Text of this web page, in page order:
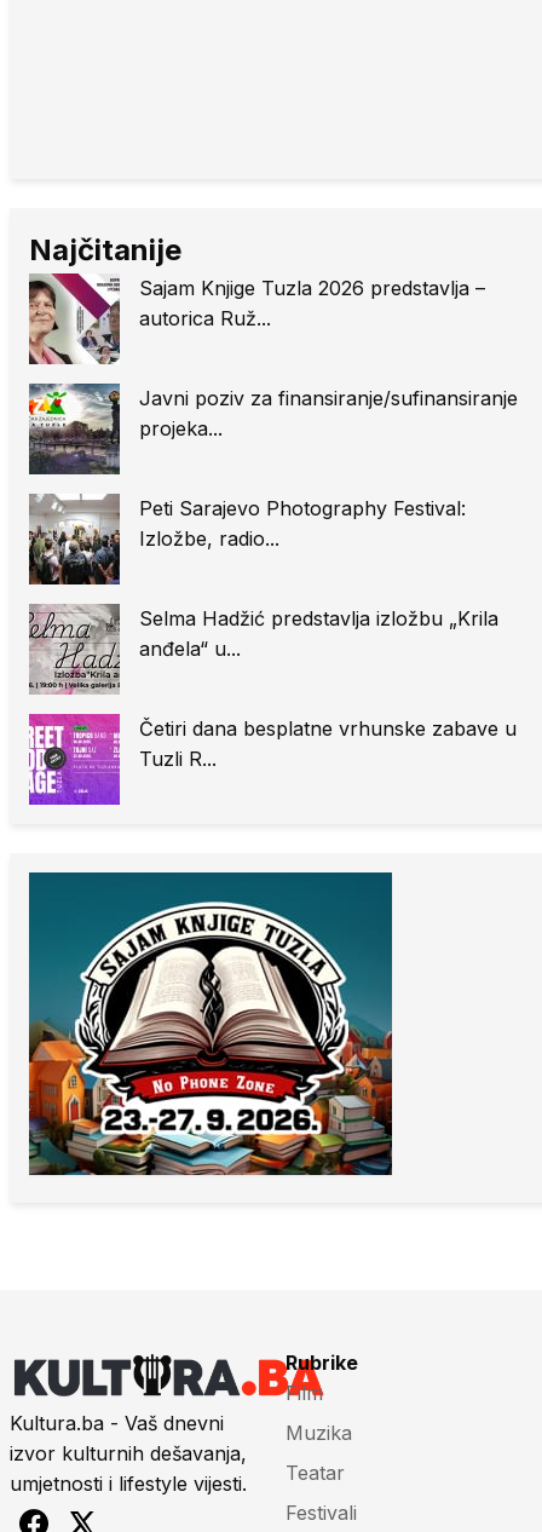
Najčitanije
Sajam Knjige Tuzla 2026 predstavlja –
autorica Ruž...
Javni poziv za finansiranje/sufinansiranje
projeka...
Peti Sarajevo Photography Festival:
Izložbe, radio...
Selma Hadžić predstavlja izložbu „Krila
anđela“ u...
Četiri dana besplatne vrhunske zabave u
Tuzli R...
Kultura.ba - Vaš dnevni
izvor kulturnih dešavanja,
umjetnosti i lifestyle vijesti.
Rubrike
Film
Muzika
Teatar
Festivali